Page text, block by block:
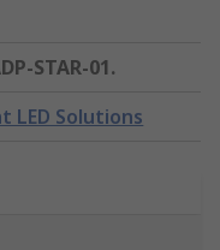
STAR-01.
LED Solutions